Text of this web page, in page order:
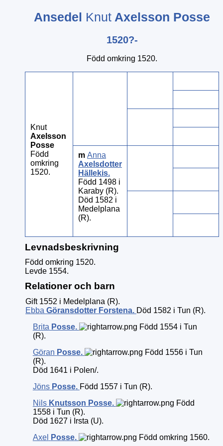
Ansedel Knut Axelsson Posse
1520?-
Född omkring 1520.
Knut
Axelsson
Posse
Född
omkring
1520.
m Anna
Axelsdotter
Hällekis.
Född 1498 i
Karaby (R).
Död 1582 i
Medelplana
(R).
Levnadsbeskrivning
Född omkring 1520.
Levde 1554.
Relationer och barn
Gift 1552 i Medelplana (R).
Ebba Göransdotter Forstena. Död 1582 i Tun (R).
Brita Posse.
Född 1554 i Tun
(R).
Göran Posse.
Född 1556 i Tun
(R).
Död 1641 i Polen/.
Jöns Posse. Född 1557 i Tun (R).
Nils Knutsson Posse.
Född
1558 i Tun (R).
Död 1627 i Irsta (U).
Axel
Posse. Född omkring 1560.